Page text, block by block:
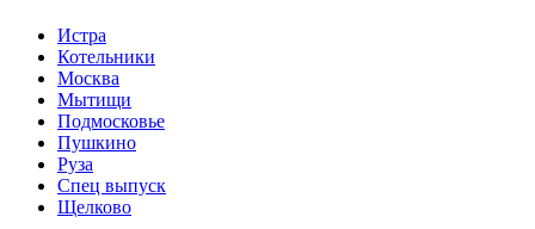
Истра
Котельники
Москва
Мытищи
Подмосковье
Пушкино
Руза
Спец выпуск
Щелково